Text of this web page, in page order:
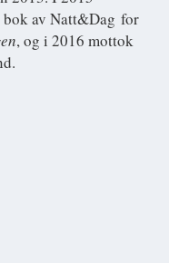
av Natt&Dag for
, og i 2016 mottok